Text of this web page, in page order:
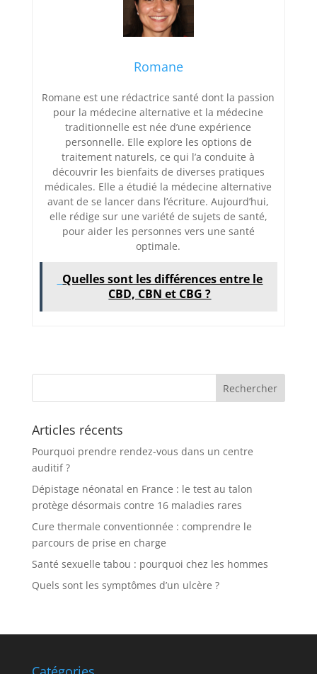
Romane
Romane est une rédactrice santé dont la passion
pour la médecine alternative et la médecine
traditionnelle est née d’une expérience
personnelle. Elle explore les options de
traitement naturels, ce qui l’a conduite à
découvrir les bienfaits de diverses pratiques
médicales. Elle a étudié la médecine alternative
avant de se lancer dans l’écriture. Aujourd’hui,
elle rédige sur une variété de sujets de santé,
pour aider les personnes vers une santé
optimale.
Quelles sont les différences entre le
CBD, CBN et CBG ?
Articles récents
Pourquoi prendre rendez-vous dans un centre
auditif ?
Dépistage néonatal en France : le test au talon
protège désormais contre 16 maladies rares
Cure thermale conventionnée : comprendre le
parcours de prise en charge
Santé sexuelle tabou : pourquoi chez les hommes
Quels sont les symptômes d’un ulcère ?